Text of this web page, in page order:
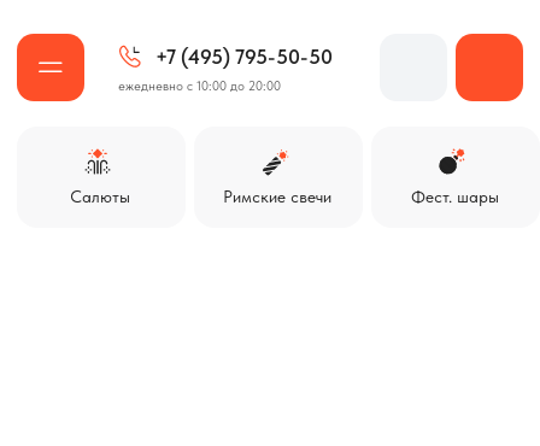
ежедневно с 10:00 до 20:00